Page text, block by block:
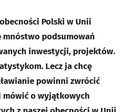
Polski w Unii
podsumowań
inwestycji, projektów.
Lecz ja chcę
powinni zwrócić
mówić o wyjątkowych